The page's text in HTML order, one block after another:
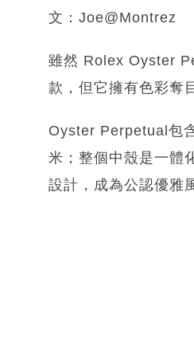
文：Joe@Montrez
雖然 Rolex Oyster
款，但它擁有色彩奪
Oyster Perpetual包
米；整個中殼是一體
設計，成為公認優雅